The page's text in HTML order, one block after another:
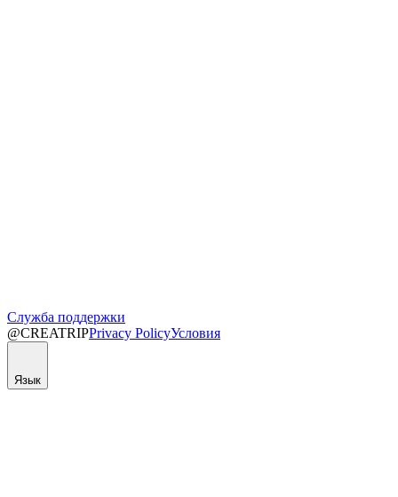
Служба поддержки
@CREATRIPPrivacy PolicyУсловия
Язык